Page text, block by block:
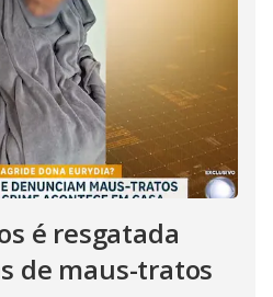
é resgatada
de maus-tratos